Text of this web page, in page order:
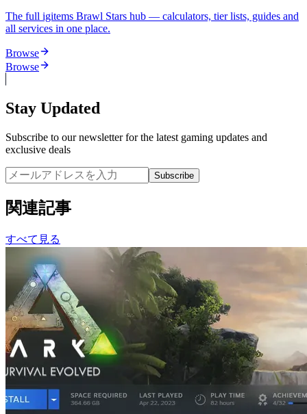
The full igitems Brawl Stars hub — calculators, tier lists, guides and
all services in one place.
Browse
Browse
Stay Updated
Subscribe to our newsletter for the latest gaming updates and
exclusive deals
Subscribe
関連記事
すべて見る